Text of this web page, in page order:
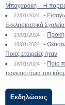
Μπαχαράκη – Η πορεία
22/01/2024 -
Εκκλησιαστικά
19/01/2024 -
18/01/2024 -
Ποιες εταιρείες ήταν
18/01/2024 - Ποιο
πανεπιστήμια του
Εκδηλώσεις